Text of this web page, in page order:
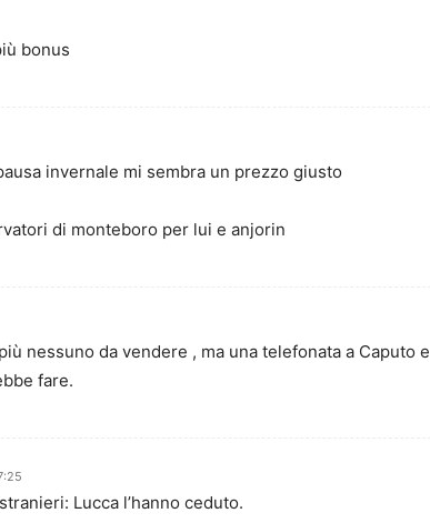
bonus
invernale mi sembra un prezzo giusto
di monteboro per lui e anjorin
nessuno da vendere , ma una telefonata a Caputo e
fare.
Lucca l’hanno ceduto.